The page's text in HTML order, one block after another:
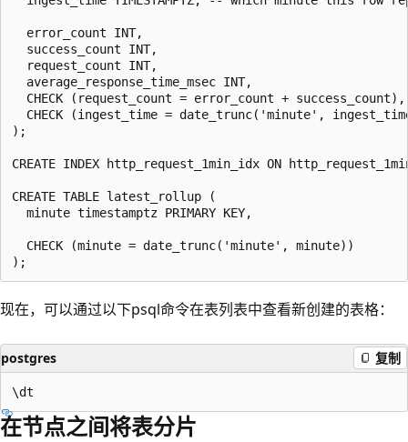
  error_count INT,
  success_count INT,
  request_count INT,
  average_response_time_msec INT,
  CHECK (request_count = error_count + success_count),
CHECK (ingest_time = date_trunc('minute',
);
CREATE INDEX http_request_1min_idx ON
CREATE TABLE latest_rollup (
  minute timestamptz PRIMARY KEY,
  CHECK (minute = date_trunc('minute', minute))
现在，可以通过以下psql命令在表列表中查看新创建的表格：
postgres 复制
在节点之间将表分片